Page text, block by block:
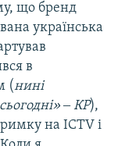
що бренд
українська
в
(нині
‒ КР),
на ICTV і